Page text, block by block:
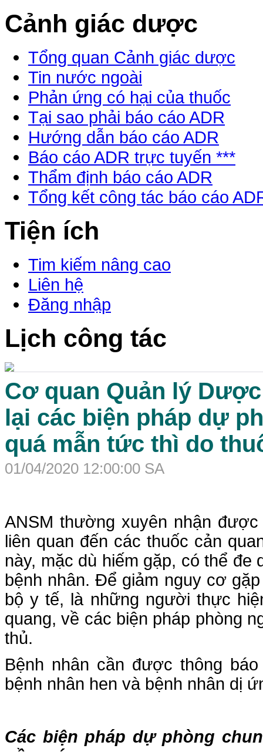
Cảnh giác dược
Tổng quan Cảnh giác dược
Tin nước ngoài
Phản ứng có hại của thuốc
Tại sao phải báo cáo ADR
Hướng dẫn báo cáo ADR
Báo cáo ADR trực tuyến ***
Thẩm định báo cáo ADR
Tổng kết công tác báo cáo
Tiện ích
Tim kiếm nâng cao
Liên hệ
Đăng nhập
Lịch công tác
Cơ quan Quản lý
lại các biện pháp dự
quá mẫn tức thì do
01/04/2020 12:00:00 SA
ANSM thường xuyên nhận
liên quan đến các thuốc cản
này, mặc dù hiếm gặp, có thể
bệnh nhân. Để giảm nguy cơ
bộ y tế, là những người thực
quang, về các biện pháp phòng
thủ.
Bệnh nhân cần được thông
bệnh nhân hen và bệnh nhân dị
Các biện pháp dự phòng